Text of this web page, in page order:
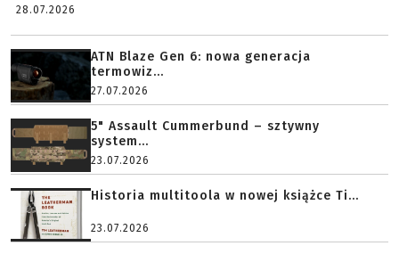
28.07.2026
ATN Blaze Gen 6: nowa generacja
termowiz...
27.07.2026
5" Assault Cummerbund – sztywny
system...
23.07.2026
Historia multitoola w nowej książce Ti...
23.07.2026